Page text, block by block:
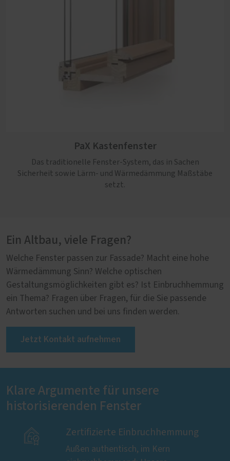
PaX Kastenfenster
Das traditionelle Fenster-System, das in Sachen
Sicherheit sowie Lärm- und Wärmedämmung Maßstäbe
setzt.
Ein Altbau, viele Fragen?
Welche Fenster passen zur Fassade? Macht eine hohe
Wärmedämmung Sinn? Welche optischen
Gestaltungsmöglichkeiten gibt es? Ist Einbruchhemmung
ein Thema? Fragen über Fragen, für die Sie passende
Antworten suchen und bei uns finden werden.
Jetzt Kontakt aufnehmen
Klare Argumente für unsere
historisierenden Fenster
 Zertifizierte Einbruchhemmung
Außen authentisch, im Kern